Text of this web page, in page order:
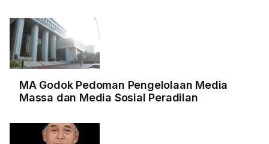
MA Godok Pedoman Pengelolaan Media
Massa dan Media Sosial Peradilan